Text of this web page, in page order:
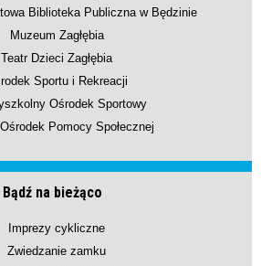
Biblioteka Publiczna w Będzinie
Muzeum Zagłębia
Teatr Dzieci Zagłębia
Sportu i Rekreacji
Ośrodek Sportowy
Pomocy Społecznej
Bądź na bieżąco
Imprezy cykliczne
Zwiedzanie zamku